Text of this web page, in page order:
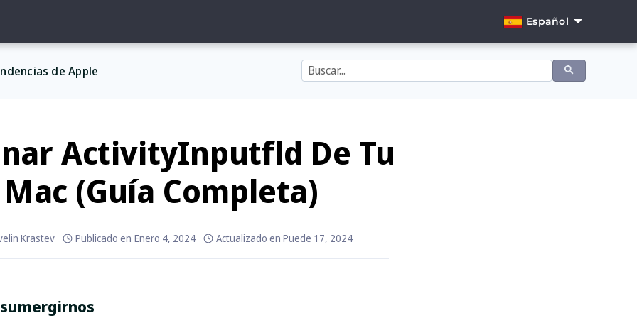
Español
English
de Apple
ActivityInputfld De Tu
Mac (Guía Completa)
Krastev Publicado en Enero 4, 2024 Actualizado en Puede 17, 2024